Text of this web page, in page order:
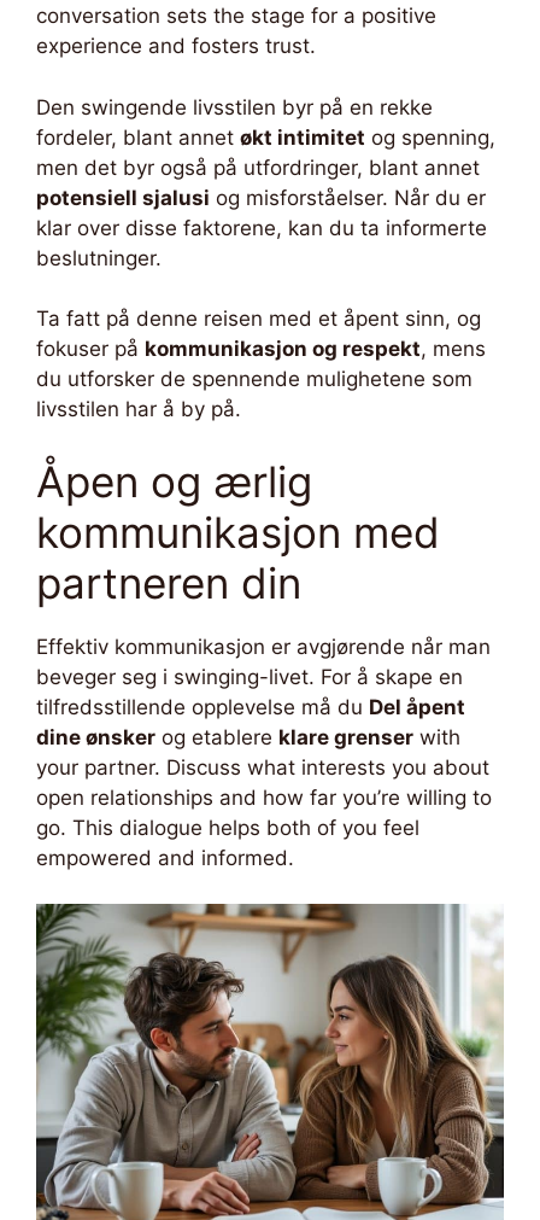
conversation sets the stage for a positive
experience and fosters trust.
Den swingende livsstilen byr på en rekke
fordeler, blant annet økt intimitet og spenning,
men det byr også på utfordringer, blant annet
potensiell sjalusi og misforståelser. Når du er
klar over disse faktorene, kan du ta informerte
beslutninger.
Ta fatt på denne reisen med et åpent sinn, og
fokuser på kommunikasjon og respekt, mens
du utforsker de spennende mulighetene som
livsstilen har å by på.
Åpen og ærlig
kommunikasjon med
partneren din
Effektiv kommunikasjon er avgjørende når man
beveger seg i swinging-livet. For å skape en
tilfredsstillende opplevelse må du Del åpent
dine ønsker og etablere klare grenser with
your partner. Discuss what interests you about
open relationships and how far you’re willing to
go. This dialogue helps both of you feel
empowered and informed.